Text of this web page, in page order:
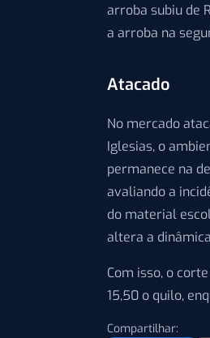
arroba subiu de
a arroba na
Atacado
No mercado
Iglesias, o
permanece na
avaliando a
do material
altera a
Com isso, o
15,50 o quilo,
Compartilhar: